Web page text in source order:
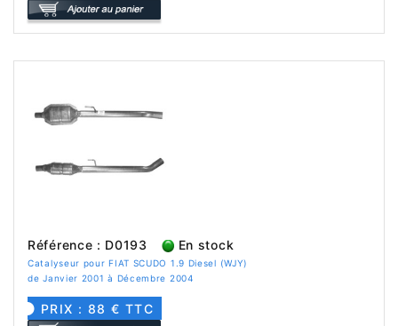
Référence : D0193 En stock
Catalyseur pour FIAT SCUDO 1.9 Diesel (WJY)
de Janvier 2001 à Décembre 2004
PRIX : 88 € TTC